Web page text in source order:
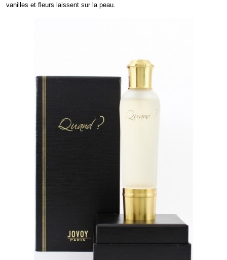
vanilles et fleurs laissent sur la peau.